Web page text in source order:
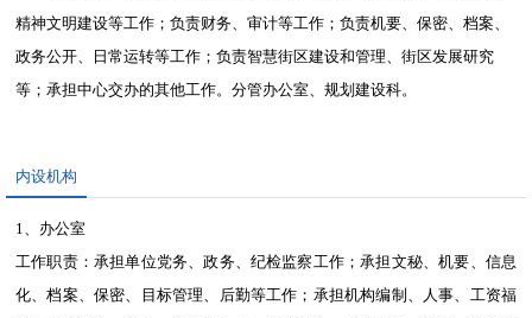
精神文明建设等工作；负责财务、审计等工作；负责机要、保密、档案、
政务公开、日常运转等工作；负责智慧街区建设和管理、街区发展研究
等；承担中心交办的其他工作。分管办公室、规划建设科。
内设机构
1、办公室
工作职责：承担单位党务、政务、纪检监察工作；承担文秘、机要、信息
化、档案、保密、目标管理、后勤等工作；承担机构编制、人事、工资福